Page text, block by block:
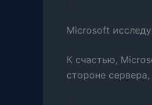
Microsoft
К счастью,
стороне